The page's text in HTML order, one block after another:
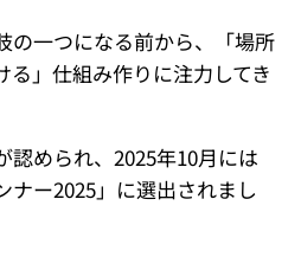
の一つになる前から、「場所
る」仕組み作りに注力してき
認められ、2025年10月には
ナー2025」に選出されまし